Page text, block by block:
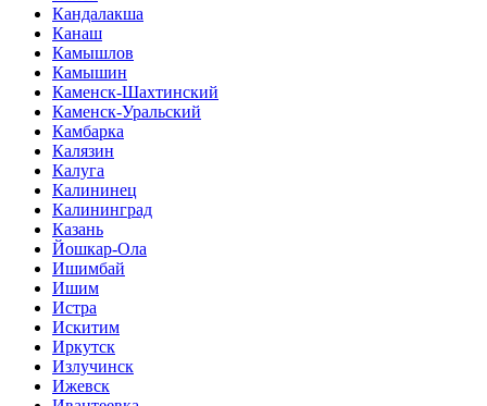
Кандалакша
Канаш
Камышлов
Камышин
Каменск-Шахтинский
Каменск-Уральский
Камбарка
Калязин
Калуга
Калининец
Калининград
Казань
Йошкар-Ола
Ишимбай
Ишим
Истра
Искитим
Иркутск
Излучинск
Ижевск